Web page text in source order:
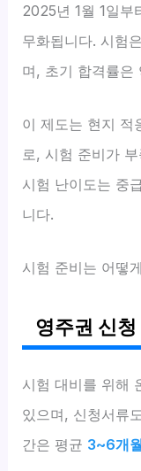
2025년 1월 1일부
무화됩니다. 시험
며, 초기 합격률은
이 제도는 현지 적
로, 시험 준비가
시험 난이도는 중
니다.
시험 준비는 어떻
영주권 신
시험 대비를 위해
있으며, 신청서류
간은 평균 3~6개월